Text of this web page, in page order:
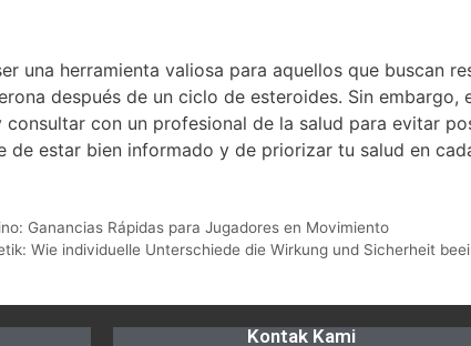
una herramienta valiosa para aquellos que buscan
después de un ciclo de esteroides. Sin embargo,
consultar con un profesional de la salud para evitar
de estar bien informado y de priorizar tu salud en
Ganancias Rápidas para Jugadores en Movimiento
Wie individuelle Unterschiede die Wirkung und Sicherheit
Kontak Kami